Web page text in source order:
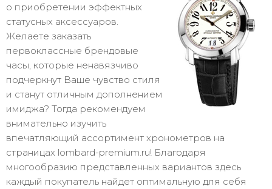
о приобретении эффектных
статусных аксессуаров.
Желаете заказать
первоклассные брендовые
часы, которые ненавязчиво
подчеркнут Ваше чувство стиля
и станут отличным дополнением
имиджа? Тогда рекомендуем
внимательно изучить
впечатляющий ассортимент хронометров на
страницах lombard-premium.ru! Благодаря
многообразию представленных вариантов здесь
каждый покупатель найдет оптимальную для себя